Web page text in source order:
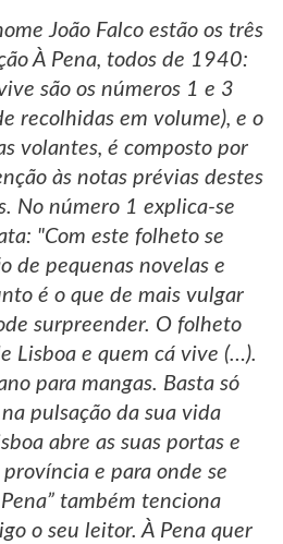
João Falco estão os três
À Pena, todos de 1940:
são os números 1 e 3
recolhidas em volume), e o
volantes, é composto por
às notas prévias destes
No número 1 explica-se
"Com este folheto se
de pequenas novelas e
é o que de mais vulgar
surpreender. O folheto
Lisboa e quem cá vive (…).
para mangas. Basta só
pulsação da sua vida
abre as suas portas e
e para onde se
também tenciona
o seu leitor. À Pena quer